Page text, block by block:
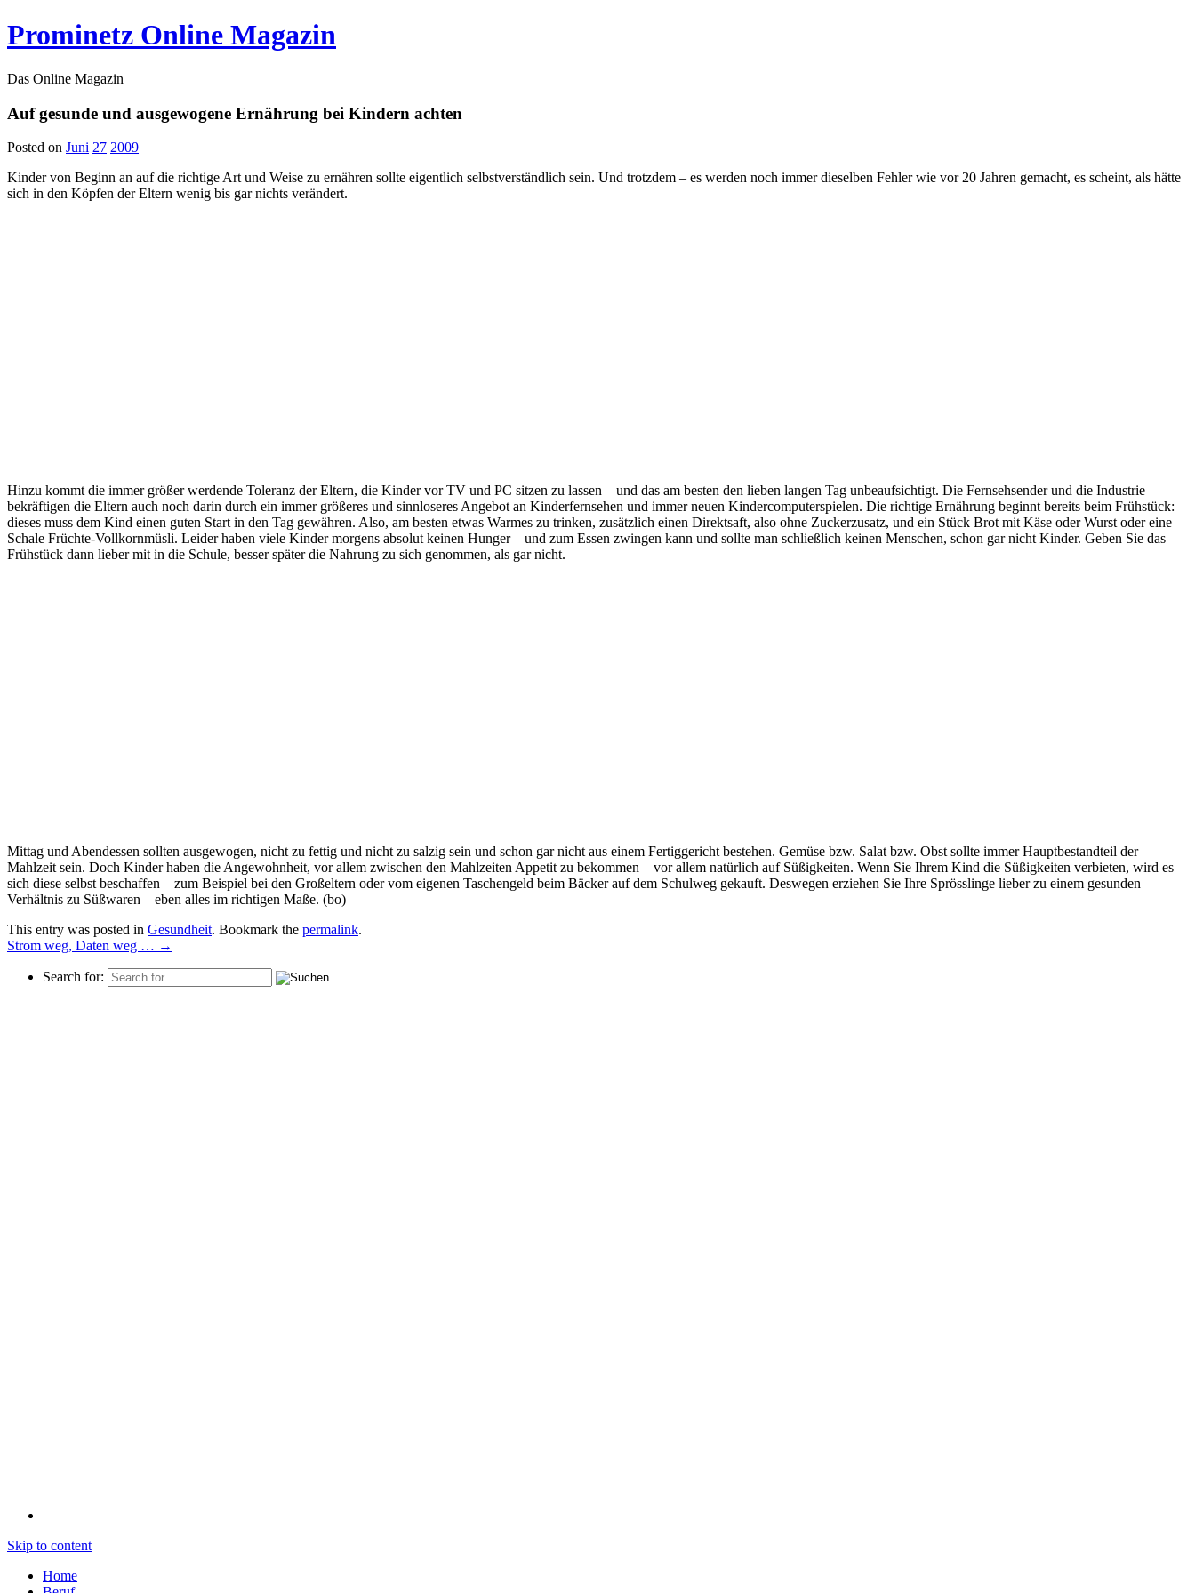
Prominetz Online Magazin
Das Online Magazin
Auf gesunde und ausgewogene Ernährung bei Kindern achten
Posted on Juni 27 2009
Kinder von Beginn an auf die richtige Art und Weise zu ernähren sollte eigentlich selbstverständlich sein. Und trotzdem – es werden noch immer dieselben Fehler wie vor 20 Jahren gemacht, es scheint, als hätte
sich in den Köpfen der Eltern wenig bis gar nichts verändert.
Hinzu kommt die immer größer werdende Toleranz der Eltern, die Kinder vor TV und PC sitzen zu lassen – und das am besten den lieben langen Tag unbeaufsichtigt. Die Fernsehsender und die Industrie
bekräftigen die Eltern auch noch darin durch ein immer größeres und sinnloseres Angebot an Kinderfernsehen und immer neuen Kindercomputerspielen. Die richtige Ernährung beginnt bereits beim Frühstück:
dieses muss dem Kind einen guten Start in den Tag gewähren. Also, am besten etwas Warmes zu trinken, zusätzlich einen Direktsaft, also ohne Zuckerzusatz, und ein Stück Brot mit Käse oder Wurst oder eine
Schale Früchte-Vollkornmüsli. Leider haben viele Kinder morgens absolut keinen Hunger – und zum Essen zwingen kann und sollte man schließlich keinen Menschen, schon gar nicht Kinder. Geben Sie das
Frühstück dann lieber mit in die Schule, besser später die Nahrung zu sich genommen, als gar nicht.
Mittag und Abendessen sollten ausgewogen, nicht zu fettig und nicht zu salzig sein und schon gar nicht aus einem Fertiggericht bestehen. Gemüse bzw. Salat bzw. Obst sollte immer Hauptbestandteil der
Mahlzeit sein. Doch Kinder haben die Angewohnheit, vor allem zwischen den Mahlzeiten Appetit zu bekommen – vor allem natürlich auf Süßigkeiten. Wenn Sie Ihrem Kind die Süßigkeiten verbieten, wird es
sich diese selbst beschaffen – zum Beispiel bei den Großeltern oder vom eigenen Taschengeld beim Bäcker auf dem Schulweg gekauft. Deswegen erziehen Sie Ihre Sprösslinge lieber zu einem gesunden
Verhältnis zu Süßwaren – eben alles im richtigen Maße. (bo)
This entry was posted in Gesundheit. Bookmark the permalink.
Strom weg, Daten weg … →
Search for:
Skip to content
Home